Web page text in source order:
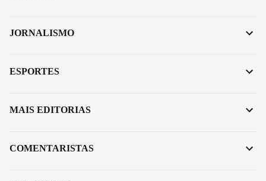
JORNALISMO
ESPORTES
MAIS EDITORIAS
COMENTARISTAS